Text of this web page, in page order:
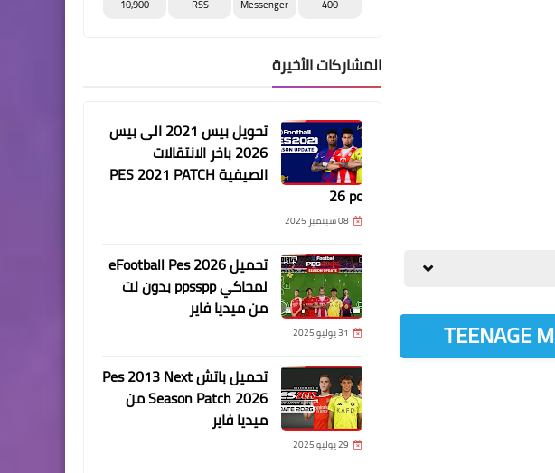
400
Messenger
RSS
10,900
المشاركات الأخيرة
تحويل بيس 2021 الى بيس
2026 باخر الانتقالات
الصيفية PES 2021 PATCH
26 pc
08 سبتمبر 2025
تحميل eFootball Pes 2026
لمحاكي ppsspp بدون نت
من ميديا فاير
31 يوليو 2025
تحميل باتش Pes 2013 Next
Season Patch 2026 من
ميديا فاير
29 يوليو 2025